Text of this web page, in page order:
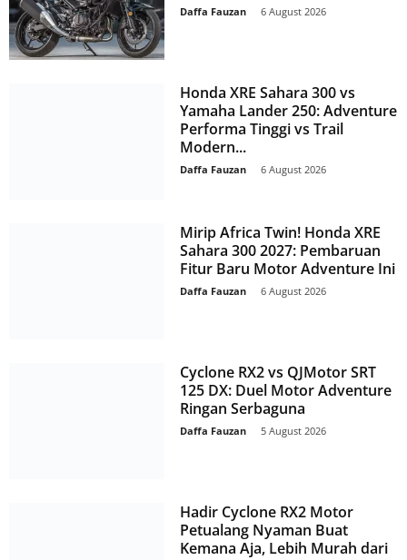
Daffa Fauzan 6 August 2026
Honda XRE Sahara 300 vs
Yamaha Lander 250: Adventure
Performa Tinggi vs Trail
Modern...
Daffa Fauzan 6 August 2026
Mirip Africa Twin! Honda XRE
Sahara 300 2027: Pembaruan
Fitur Baru Motor Adventure Ini
Daffa Fauzan 6 August 2026
Cyclone RX2 vs QJMotor SRT
125 DX: Duel Motor Adventure
Ringan Serbaguna
Daffa Fauzan 5 August 2026
Hadir Cyclone RX2 Motor
Petualang Nyaman Buat
Kemana Aja, Lebih Murah dari